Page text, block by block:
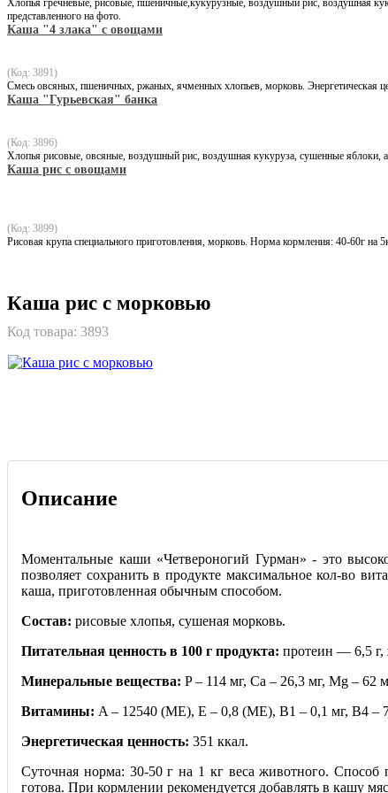
Хлопья гречневые, рисовые, пшеничные,кукурузные, воздушный рис, воздушная
представленного на фото.
Каша "4 злака" с овощами
(Код: 3891)
Смесь овсяных, пшеничных, ржаных, ячменных хлопьев, морковь. Энергетическая
Каша "Гурьевская" банка
(Код: 3896)
Хлопья рисовые, овсяные, воздушный рис, воздушная кукуруза, сушенные яблоки,
Каша рис с овощами
(Код: 3899)
Рисовая крупа специального приготовления, морковь. Норма кормления: 40-60г на
Каша рис с морковью
Код товара: 3893
Описание
Моментальные каши «Четвероногий Гурман» - это
позволяет сохранить в продукте максимальное кол-во
каша, приготовленная обычным способом.
Состав: рисовые хлопья, сушеная морковь.
Питательная ценность в 100 г продукта: протеин — 6,5 г,
Минеральные вещества: P – 114 мг, Ca – 26,3 мг, Mg – 62
Витамины: A – 12540 (МЕ), Е – 0,8 (МЕ), В1 – 0,1 мг, В4 –
Энергетическая ценность: 351 ккал.
Суточная норма: 30-50 г на 1 кг веса животного.
готова. При кормлении рекомендуется добавлять в кашу